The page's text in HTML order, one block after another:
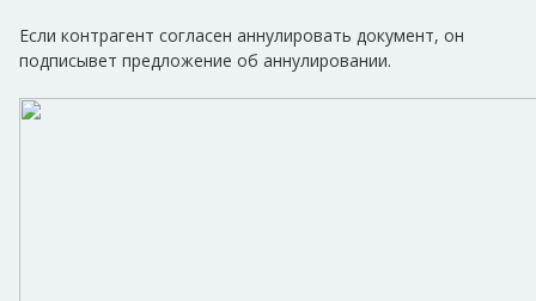
Если контрагент согласен аннулировать документ, он
подписывет предложение об аннулировании.